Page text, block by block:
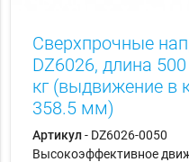
Сверхпрочные
DZ6026, длина
кг (выдвижение в
358.5 мм)
Артикул- DZ6026-0050
Высокоэффективное